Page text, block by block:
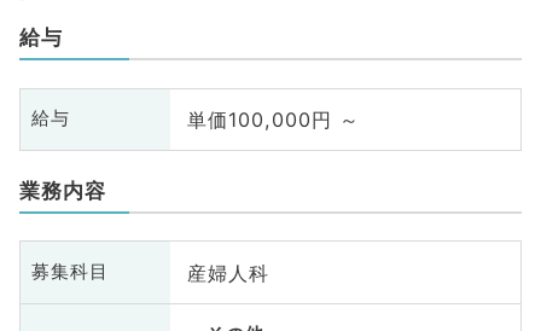
給与
給与 単価100,000円 ～
業務内容
募集科目 産婦人科